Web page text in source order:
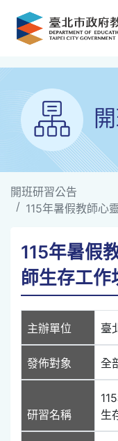
跳到主要內容
開班研習公告
115年暑假教師心
115年暑假
師生存工作
主辦單位 臺
發佈對象 全
研習名稱
生